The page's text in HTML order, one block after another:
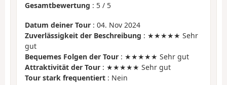
Gesamtbewertung : 5 / 5
Datum deiner Tour : 04. Nov 2024
Zuverlässigkeit der Beschreibung : ★★★★★ Sehr
gut
Bequemes Folgen der Tour : ★★★★★ Sehr gut
Attraktivität der Tour : ★★★★★ Sehr gut
Tour stark frequentiert : Nein